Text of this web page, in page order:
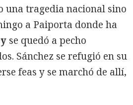
una tragedia nacional sino
a Paiporta donde ha
se quedó a pecho
Sánchez se refugió en su
feas y se marchó de allí,